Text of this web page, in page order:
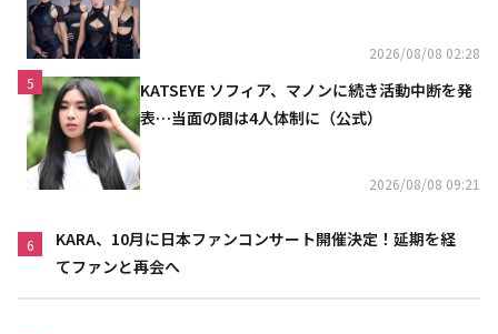
2026/08/08 02:28
5
KATSEYE ソフィア、マノンに続き活動中断を発
表…当面の間は4人体制に（公式）
2026/08/08 09:21
6
KARA、10月に日本ファンコンサート開催決定！延期を経
てファンと再会へ